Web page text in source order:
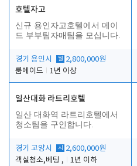
호텔자고
신규 용인자고호텔에서 메이
드 부부팀자매팀을 모십니다.
경기 용인시 월 2,800,000원
룸메이드
1년 이상
일산대화 라트리호텔
일산 대화역 라트리호텔에서
청소팀을 구인합니다.
경기 고양시 시
2,600,000원
객실청소,베팅 ,
1년 이하